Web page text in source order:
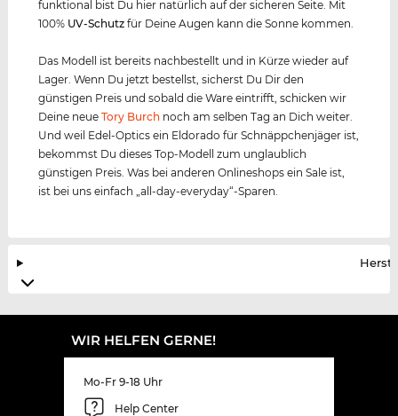
funktional bist Du hier natürlich auf der sicheren Seite. Mit
100% UV-Schutz für Deine Augen kann die Sonne kommen.
Das Modell ist bereits nachbestellt und in Kürze wieder auf
Lager. Wenn Du jetzt bestellst, sicherst Du Dir den
günstigen Preis und sobald die Ware eintrifft, schicken wir
Deine neueTory Burch noch am selben Tag an Dich weiter.
Und weil Edel-Optics ein Eldorado für Schnäppchenjäger ist,
bekommst Du dieses Top-Modell zum unglaublich
günstigen Preis. Was bei anderen Onlineshops ein Sale ist,
ist bei uns einfach „all-day-everyday“-Sparen.
WIR HELFEN GERNE!
Mo-Fr 9-18 Uhr
Help Center